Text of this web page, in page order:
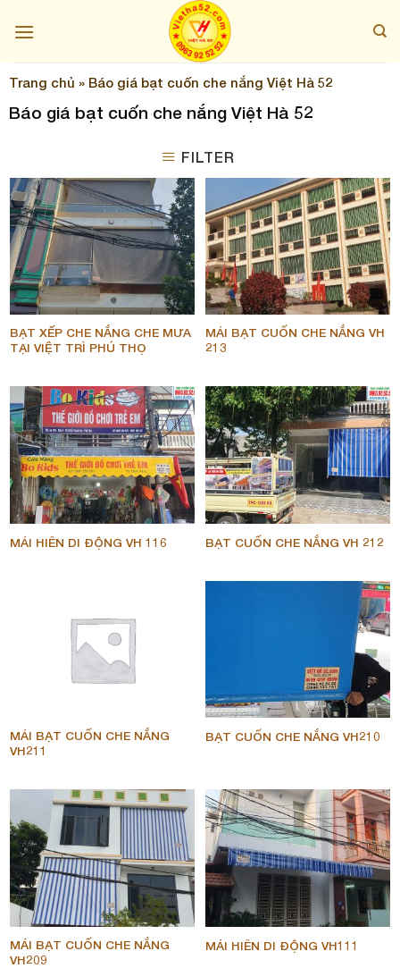
Trang chủ » Báo giá bạt cuốn che nắng Việt Hà 52
Báo giá bạt cuốn che nắng Việt Hà 52
FILTER
BẠT XẾP CHE NẮNG CHE MƯA
TẠI VIỆT TRÌ PHÚ THỌ
MÁI BẠT CUỐN CHE NẮNG VH
213
MÁI HIÊN DI ĐỘNG VH 116 BẠT CUỐN CHE NẮNG VH 212
MÁI BẠT CUỐN CHE NẮNG
VH211
BẠT CUỐN CHE NẮNG VH210
MÁI BẠT CUỐN CHE NẮNG
VH209
MÁI HIÊN DI ĐỘNG VH111